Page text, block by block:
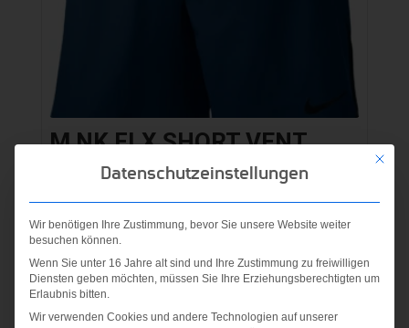
M NK FLX SHORT VENT
BINARY
40,00€
inkl. MwSt.
zzgl. Versandkosten
Mit
Datenschutzeinstellungen
Wir benötigen Ihre Zustimmung, bevor Sie unsere Website weiter
besuchen können.
Wenn Sie unter 16 Jahre alt sind und Ihre Zustimmung zu freiwilligen
Diensten geben möchten, müssen Sie Ihre Erziehungsberechtigten um
Erlaubnis bitten.
Wir verwenden Cookies und andere Technologien auf unserer